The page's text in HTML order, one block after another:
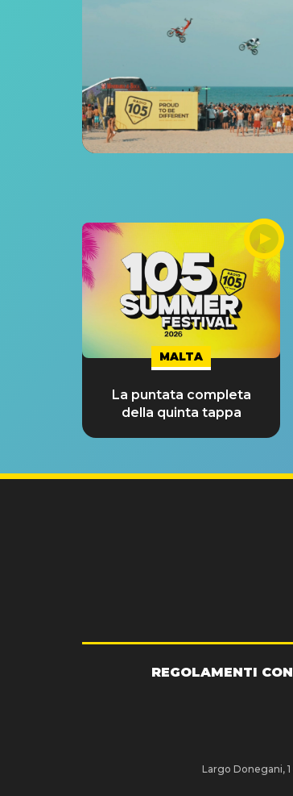
MALTA
La puntata completa
della quinta tappa
REGOLAMENTI
Largo Donegani, 1